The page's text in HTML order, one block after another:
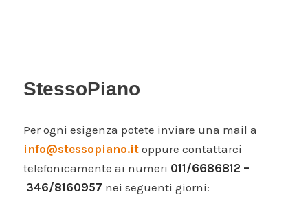
StessoPiano
Per ogni esigenza potete inviare una mail a
info@stessopiano.itoppure contattarci
telefonicamente ai numeri 011/6686812 –
346/8160957 nei seguenti giorni: